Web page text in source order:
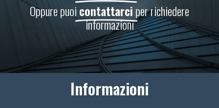
Oppure puoicontattarciper richiedere
informazioni
Informazioni